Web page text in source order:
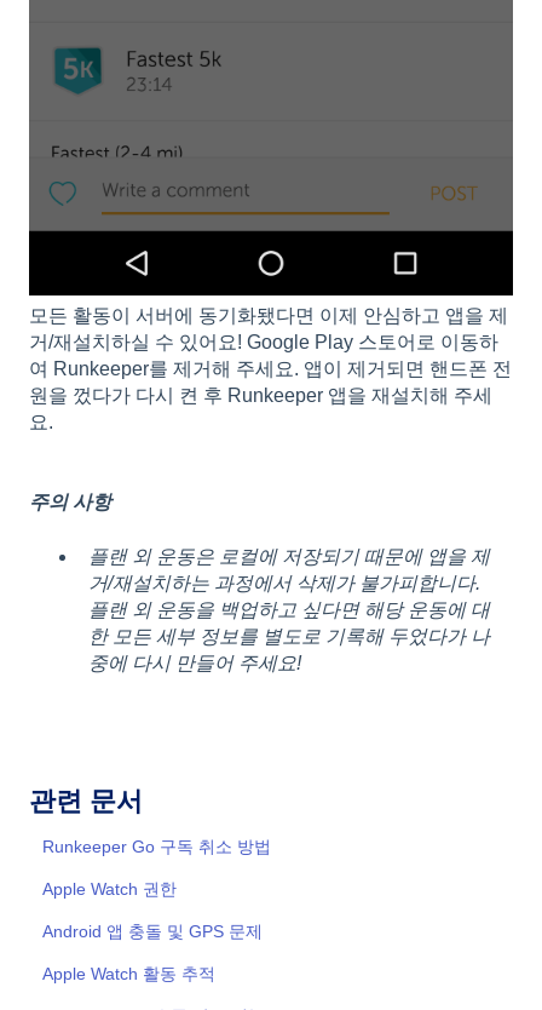
모든 활동이 서버에 동기화됐다면 이제 안심하고 앱을 제
거/재설치하실 수 있어요! Google Play 스토어로 이동하
여 Runkeeper를 제거해 주세요. 앱이 제거되면 핸드폰 전
원을 껐다가 다시 켠 후 Runkeeper 앱을 재설치해 주세
요.
주의 사항
플랜 외 운동은 로컬에 저장되기 때문에 앱을 제
거/재설치하는 과정에서 삭제가 불가피합니다.
플랜 외 운동을 백업하고 싶다면 해당 운동에 대
한 모든 세부 정보를 별도로 기록해 두었다가 나
중에 다시 만들어 주세요!
관련 문서
Runkeeper Go 구독 취소 방법
Apple Watch 권한
Android 앱 충돌 및 GPS 문제
Apple Watch 활동 추적